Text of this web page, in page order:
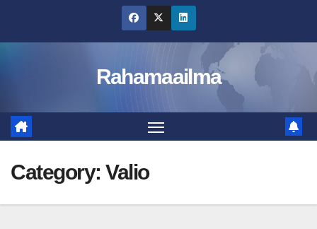
Rahamaailma
Category: Valio